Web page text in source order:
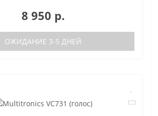
8 950 р.
ОЖИДАНИЕ 3-5 ДНЕЙ